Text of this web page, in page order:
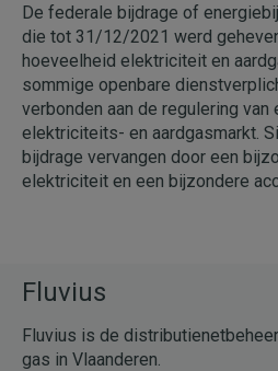
De federale bijdrage of
die tot 31/12/2021 werd
hoeveelheid elektriciteit en
sommige openbare
verbonden aan de regulering van
elektriciteits- en aardgasmarkt.
bijdrage vervangen door een
elektriciteit en een bijzondere
Fluvius
Fluvius is de
gas in Vlaanderen.